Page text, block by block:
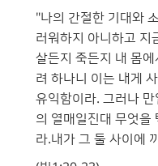
"나의 간절한 기대와
러워하지 아니하고 지
살든지 죽든지 내 몸
려 하나니 이는 내게
유익함이라. 그러나
의 열매일진대 무엇을
라.내가 그 둘 사이에